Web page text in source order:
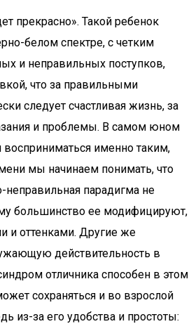
прекрасно». Такой ребенок
белом спектре, с четким
и неправильных поступков,
что за правильными
следует счастливая жизнь, за
и проблемы. В самом юном
именно таким,
мы начинаем понимать, что
неправильная парадигма не
большинство ее модифицируют,
и оттенками. Другие же
действительность в
отличника способен в этом
сохраняться и во взрослой
из-за его удобства и простоты: